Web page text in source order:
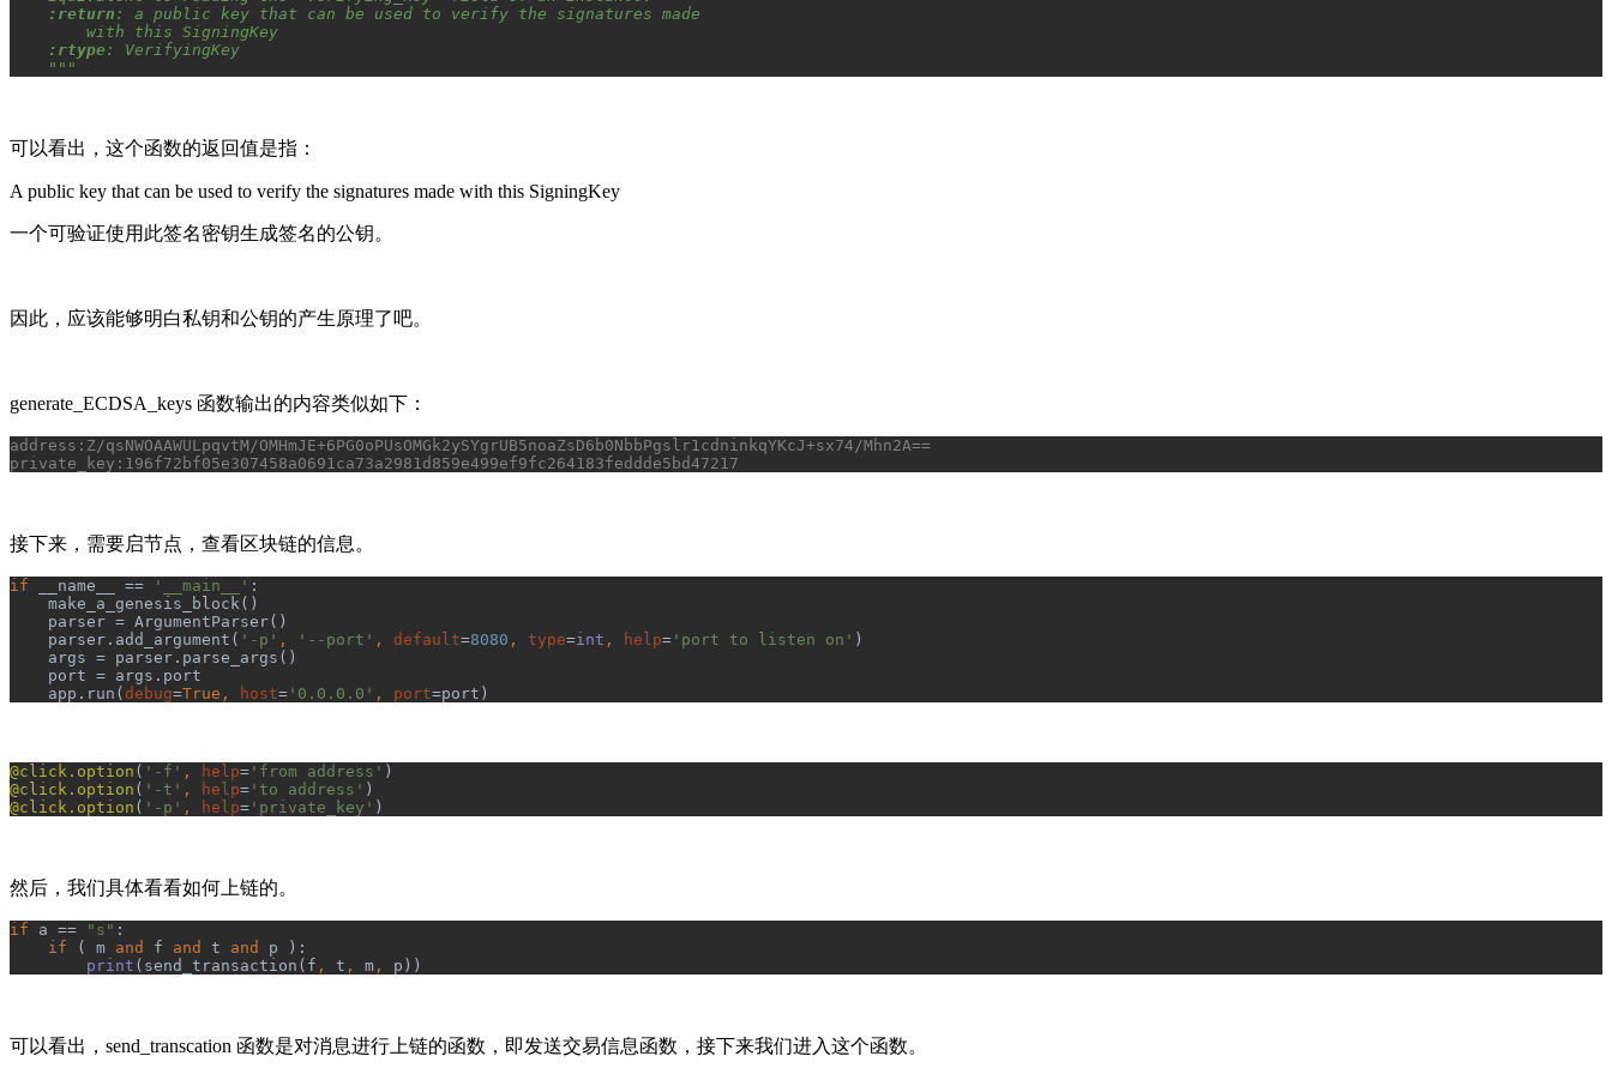
:return : a public key that can be used to verify the signatures made
        with this SigningKey
:rtype: VerifyingKey
    """
可以看出，这个函数的返回值是指：
A public key that can be used to verify the signatures made with this SigningKey
一个可验证使用此签名密钥生成签名的公钥。
因此，应该能够明白私钥和公钥的产生原理了吧。
generate_ECDSA_keys 函数输出的内容类似如下：
address:Z/qsNWOAAWULpqvtM/OMHmJE+6PG0oPUsOMGk2ySYgrUB5noaZsD6b0NbbPgslr1cdninkqYKcJ+sx74/Mhn2A==
private_key:196f72bf05e307458a0691ca73a2981d859e499ef9fc264183feddde5bd47217
接下来，需要启节点，查看区块链的信息。
if __name__ == '__main__' :
    make_a_genesis_block()
    parser = ArgumentParser()
    parser.add_argument(
'-p' , '--port' , default=8080 , type=int , help= 'port to listen on' )
    args = parser.parse_args()
    port = args.port
    app.run(
debug=True, host= '0.0.0.0' , port=port)
@click.option ( '-f' , help= 'from address' )
@click.option ( '-t' , help= 'to address' )
@click.option ( '-p' , help= 'private_key' )
然后，我们具体看看如何上链的。
if a == "s" :
if
( m and f and t and p ):
print (send_transaction(f , t , m , p))
可以看出，send_transcation 函数是对消息进行上链的函数，即发送交易信息函数，接下来我们进入这个函数。